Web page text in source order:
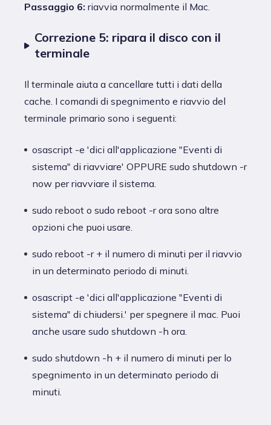
Passaggio 6: riavvia normalmente il Mac.
Correzione 5: ripara il disco con il
terminale
Il terminale aiuta a cancellare tutti i dati della
cache. I comandi di spegnimento e riavvio del
terminale primario sono i seguenti:
osascript -e 'dici all'applicazione "Eventi di
sistema" di riavviare' OPPURE sudo shutdown -r
now per riavviare il sistema.
sudo reboot o sudo reboot -r ora sono altre
opzioni che puoi usare.
sudo reboot -r + il numero di minuti per il riavvio
in un determinato periodo di minuti.
osascript -e 'dici all'applicazione "Eventi di
sistema" di chiudersi.' per spegnere il mac. Puoi
anche usare sudo shutdown -h ora.
sudo shutdown -h + il numero di minuti per lo
spegnimento in un determinato periodo di
minuti.